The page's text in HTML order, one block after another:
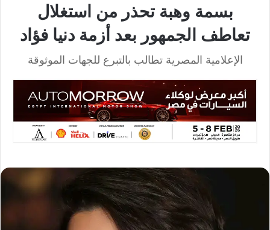
بسمة وهبة تحذر من استغلال
تعاطف الجمهور بعد أزمة دنيا فؤاد
الإعلامية المصرية تطالب بالتبرع للجهات الموثوقة